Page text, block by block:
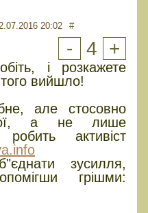
20:02 #
- 4 +
і розкажете
вийшло!
але стосовно
а не лише
робить активіст
зусилля,
грішми: